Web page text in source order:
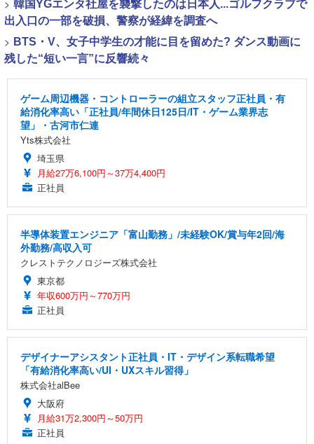
> 韓国YGエンタ社屋を襲撃したのは日本人...ゴルフクラブで
出入口の一部を破損、警察が経緯を調査へ
> BTS・V、女子中学生の才能に目を留めた? ダンス動画に
残した“短い一言”に反響続々
ゲーム周辺機器・コントローラーの組立スタッフ正社員・有
給消化率高い「正社員/年間休日125日/IT・ゲーム業界志
望」・古河市仁連
Yts株式会社
埼玉県
月給27万6,100円～37万4,400円
正社員
半導体装置エンジニア「富山勤務」/未経験OK/賞与年2回/海
外勤務/高収入可
クレストテクノロジーズ株式会社
東京都
年収600万円～770万円
正社員
デザイナーアシスタント正社員・IT・デザイン系転職希望
「有給消化率高い/UI・UXスキル習得」
株式会社alBee
大阪府
月給31万2,300円～50万円
正社員